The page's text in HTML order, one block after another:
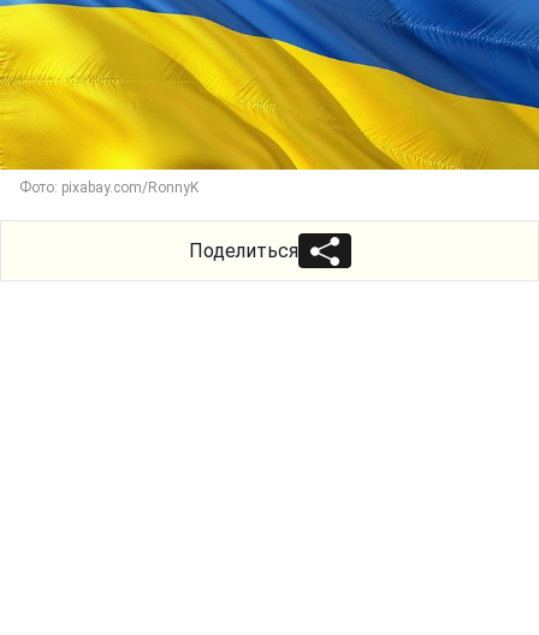
Фото: pixabay.com/RonnyK
Поделиться